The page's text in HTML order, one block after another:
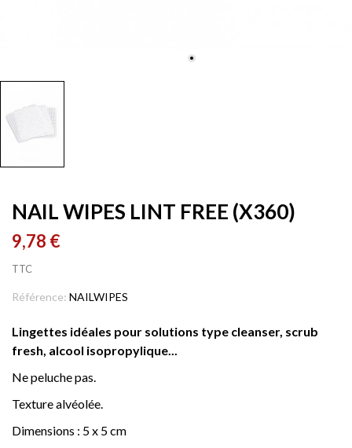
NAIL WIPES LINT FREE (X360)
9,78 €
TTC
Référence: NAILWIPES
Lingettes idéales pour solutions type cleanser, scrub
fresh, alcool isopropylique...
Ne peluche pas.
Texture alvéolée.
Dimensions : 5 x 5 cm